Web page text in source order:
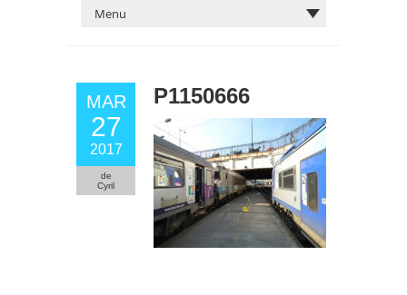
MAR
27
2017
de
Cyril
P1150666